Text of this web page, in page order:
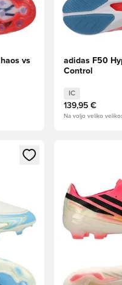
vs
adidas F50
Control
IC
139,95 €
Na voljo veliko
kot član Odpre Modal